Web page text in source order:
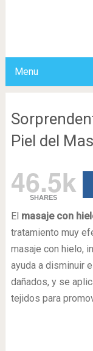
Menu
Piel del
46.5k
SHARES
El masaje con
tratamiento muy
masaje con hielo,
ayuda a disminuir
dañados, y se
tejidos para